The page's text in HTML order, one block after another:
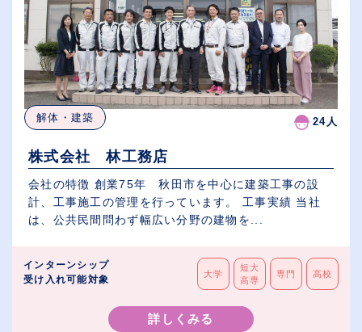
解体・建築 24人
株式会社 林工務店
会社の特徴 創業75年 秋田市を中心に建築工事の設
計、工事施工の管理を行っています。 工事実績 当社
は、公共民間問わず幅広い分野の建物を...
インターンシップ
受け入れ可能対象
大学
短大
高専
専門 高校
詳しくみる